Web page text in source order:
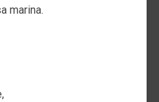
marina.